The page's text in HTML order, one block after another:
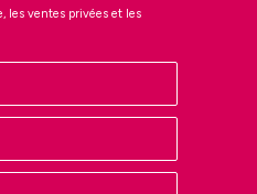
les ventes privées et les